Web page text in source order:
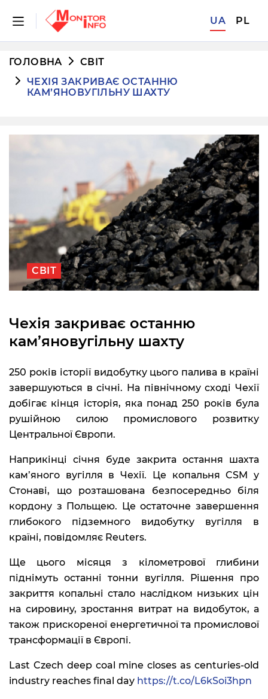
UA PL
ГОЛОВНА
СВІТ
ЧЕХІЯ ЗАКРИВАЄ ОСТАННЮ
КАМ’ЯНОВУГІЛЬНУ ШАХТУ
СВІТ
Чехія закриває останню
кам’яновугільну шахту
250 років історії видобутку цього палива в країні
завершуються в січні. На північному сході Чехії
добігає кінця історія, яка понад 250 років була
рушійною силою промислового розвитку
Центральної Європи.
Наприкінці січня буде закрита остання шахта
кам’яного вугілля в Чехії. Це копальня CSM у
Стонаві, що розташована безпосередньо біля
кордону з Польщею. Це остаточне завершення
глибокого підземного видобутку вугілля в
країні, повідомляє Reuters.
Ще цього місяця з кілометрової глибини
піднімуть останні тонни вугілля. Рішення про
закриття копальні стало наслідком низьких цін
на сировину, зростання витрат на видобуток, а
також прискореної енергетичної та промислової
трансформації в Європі.
Last Czech deep coal mine closes as centuries-old
industry reaches final day https://t.co/L6kSoi3hpn